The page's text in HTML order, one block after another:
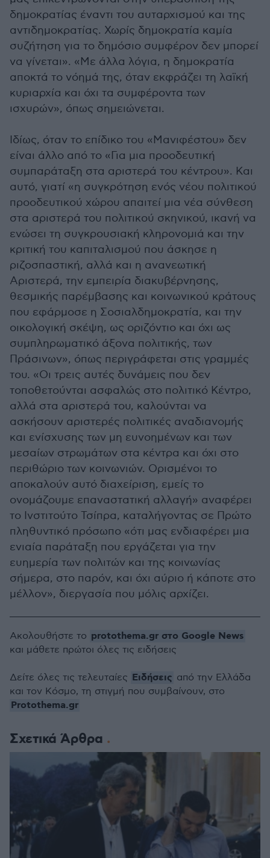
δημοκρατίας έναντι του αυταρχισμού και της
αντιδημοκρατίας. Χωρίς δημοκρατία καμία
συζήτηση για το δημόσιο συμφέρον δεν μπορεί
να γίνεται». «Με άλλα λόγια, η δημοκρατία
αποκτά το νόημά της, όταν εκφράζει τη λαϊκή
κυριαρχία και όχι τα συμφέροντα των
ισχυρών», όπως σημειώνεται.
Ιδίως, όταν το επίδικο του «Μανιφέστου» δεν
είναι άλλο από το «Για μια προοδευτική
συμπαράταξη στα αριστερά του κέντρου». Και
αυτό, γιατί «η συγκρότηση ενός νέου πολιτικού
προοδευτικού χώρου απαιτεί μια νέα σύνθεση
στα αριστερά του πολιτικού σκηνικού, ικανή να
ενώσει τη συγκρουσιακή κληρονομιά και την
κριτική του καπιταλισμού που άσκησε η
ριζοσπαστική, αλλά και η ανανεωτική
Αριστερά, την εμπειρία διακυβέρνησης,
θεσμικής παρέμβασης και κοινωνικού κράτους
που εφάρμοσε η Σοσιαλδημοκρατία, και την
οικολογική σκέψη, ως οριζόντιο και όχι ως
συμπληρωματικό άξονα πολιτικής, των
Πράσινων», όπως περιγράφεται στις γραμμές
του. «Οι τρεις αυτές δυνάμεις που δεν
τοποθετούνται ασφαλώς στο πολιτικό Κέντρο,
αλλά στα αριστερά του, καλούνται να
ασκήσουν αριστερές πολιτικές αναδιανομής
και ενίσχυσης των μη ευνοημένων και των
μεσαίων στρωμάτων στα κέντρα και όχι στο
περιθώριο των κοινωνιών. Ορισμένοι το
αποκαλούν αυτό διαχείριση, εμείς το
ονομάζουμε επαναστατική αλλαγή» αναφέρει
το Ινστιτούτο Τσίπρα, καταλήγοντας σε Πρώτο
πληθυντικό πρόσωπο «ότι μας ενδιαφέρει μια
ενιαία παράταξη που εργάζεται για την
ευημερία των πολιτών και της κοινωνίας
σήμερα, στο παρόν, και όχι αύριο ή κάποτε στο
μέλλον», διεργασία που μόλις αρχίζει.
Σχετικά Άρθρα
Ακολουθήστε το protothema.gr στο Google News
και μάθετε πρώτοι όλες τις ειδήσεις
Δείτε όλες τις τελευταίες Ειδήσεις από την Ελλάδα
και τον Κόσμο, τη στιγμή που συμβαίνουν, στο
Protothema.gr